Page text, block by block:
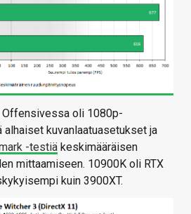
Offensivessa oli 1080p-
kuvanlaatuasetukset ja
-testiä keskimääräisen
mittaamiseen. 10900K oli RTX
kuin 3900XT.